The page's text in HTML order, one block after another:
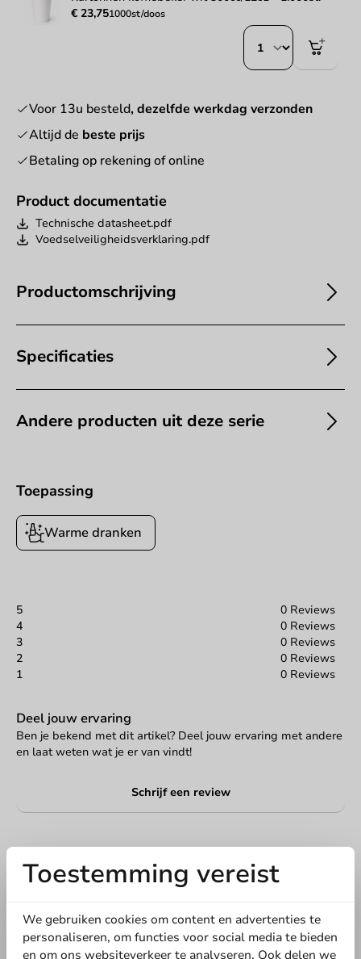
Product documentatie
Technische datasheet.pdf
Voedselveiligheidsverklaring.pdf
Productomschrijving
Specificaties
Andere producten uit deze serie
€ 23,751000st/doos
Voor 13u besteld, dezelfde werkdag verzonden
Altijd de beste prijs
Betaling op rekening of online
Toepassing
Warme dranken
5
0 Reviews
4
0 Reviews
3
0 Reviews
2
0 Reviews
1
0 Reviews
Deel jouw ervaring
Ben je bekend met dit artikel? Deel jouw ervaring met andere
en laat weten wat je er van vindt!
Schrijf een review
Toestemming vereist
We gebruiken cookies om content en advertenties te
personaliseren, om functies voor social media te bieden
en om ons websiteverkeer te analyseren. Ook delen we